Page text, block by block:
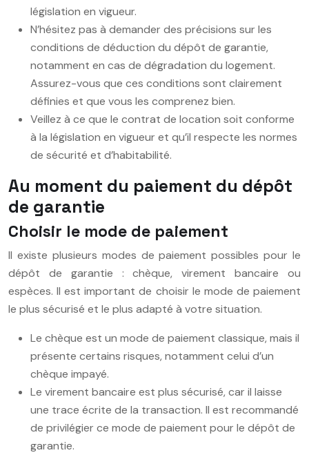
législation en vigueur.
N’hésitez pas à demander des précisions sur les
conditions de déduction du dépôt de garantie,
notamment en cas de dégradation du logement.
Assurez-vous que ces conditions sont clairement
définies et que vous les comprenez bien.
Veillez à ce que le contrat de location soit conforme
à la législation en vigueur et qu’il respecte les normes
de sécurité et d’habitabilité.
Au moment du paiement du dépôt
de garantie
Choisir le mode de paiement
Il existe plusieurs modes de paiement possibles pour le
dépôt de garantie : chèque, virement bancaire ou
espèces. Il est important de choisir le mode de paiement
le plus sécurisé et le plus adapté à votre situation.
Le chèque est un mode de paiement classique, mais il
présente certains risques, notamment celui d’un
chèque impayé.
Le virement bancaire est plus sécurisé, car il laisse
une trace écrite de la transaction. Il est recommandé
de privilégier ce mode de paiement pour le dépôt de
garantie.